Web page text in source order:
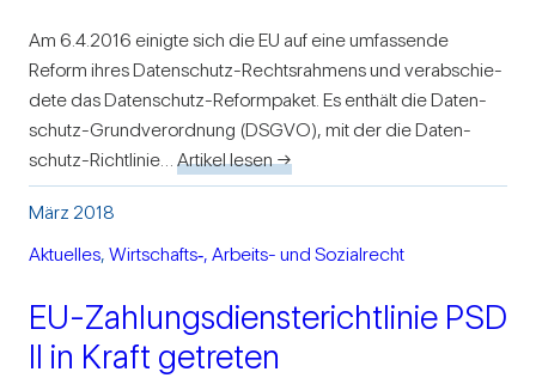
Am 6.4.2016 einigte sich die EU auf eine umfas­sende
Reform ihres Daten­­­schutz-Rechts­rah­­mens und ver­ab­schie­
dete das Daten­­­schutz-Refor­m­­paket. Es ent­hält die Daten­­­
schutz-Grun­d­­ver­­or­d­­nung (DSGVO), mit der die Daten­­­
schutz-Rich­t­­linie… Artikel lesen →
März 2018
Aktu­elles, Wirtschafts‑, Arbeits- und Sozi­al­recht
EU-Zah­­lungs­­­di­ens­te­rich­t­­linie PSD
II in Kraft getreten